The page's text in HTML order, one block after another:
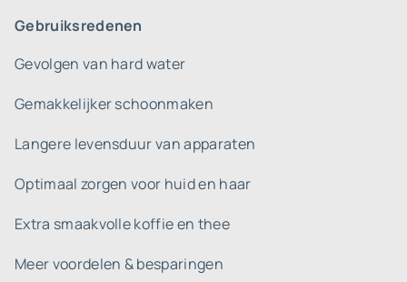
Gebruiksredenen
Gevolgen van hard water
Gemakkelijker schoonmaken
Langere levensduur van apparaten
Optimaal zorgen voor huid en haar
Extra smaakvolle koffie en thee
Meer voordelen & besparingen